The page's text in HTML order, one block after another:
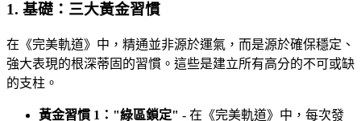
1. 基礎：三大黃金習慣
在《完美軌道》中，精通並非源於運氣，而是源於確保穩定、
強大表現的根深蒂固的習慣。這些是建立所有高分的不可或缺
的支柱。
黃金習慣 1："綠區鎖定" - 在《完美軌道》中，每次發